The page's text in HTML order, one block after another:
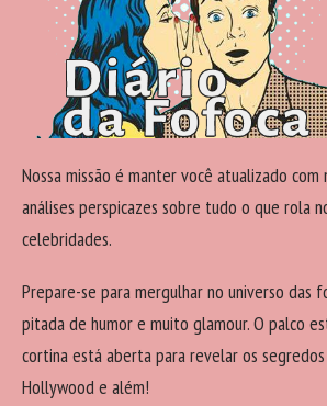
Nossa missão é manter você atualizado
análises perspicazes sobre tudo o que rola
celebridades.
Prepare-se para mergulhar no universo das
pitada de humor e muito glamour. O palco
cortina está aberta para revelar os
Hollywood e além!